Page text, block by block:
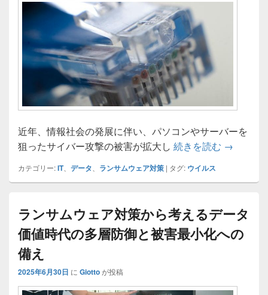
近年、情報社会の発展に伴い、パソコンやサーバーを
狙ったサイバー攻撃の被害が拡大し 続きを読む ランサム
→
カテゴリー:IT、 データ ランサムウェア対策 | タグ: ウイルス
ランサムウェア対策から考えるデータ
価値時代の多層防御と被害最小化への
備え
2025年6月30日 に Giottoが投稿